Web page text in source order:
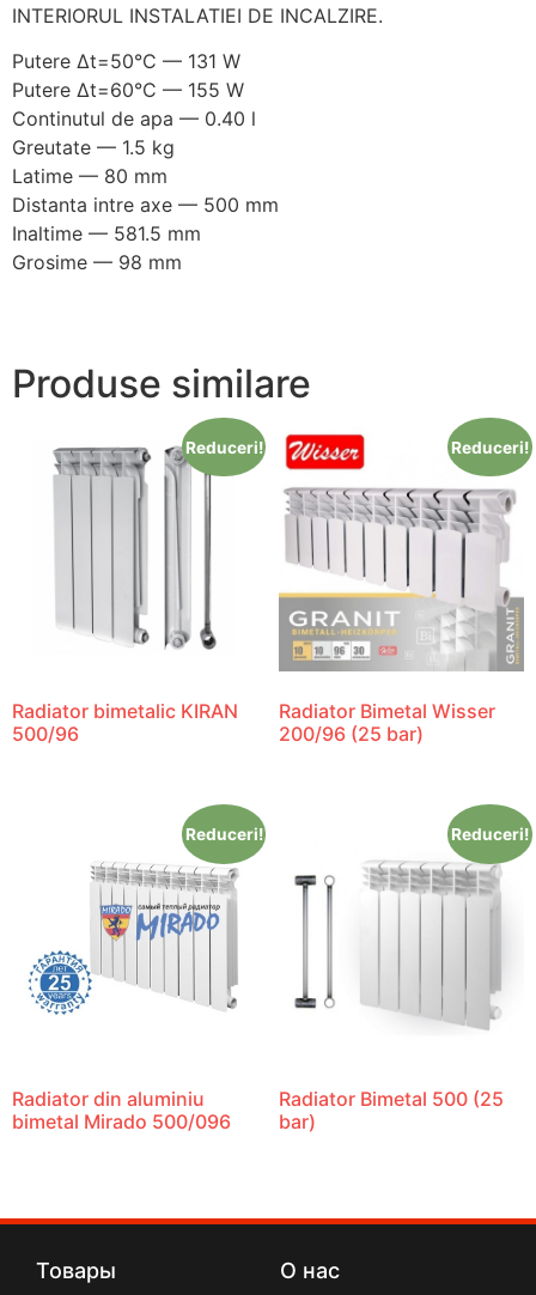
INTERIORUL INSTALATIEI DE INCALZIRE.
Putere Δt=50°C — 131 W
Putere Δt=60°C — 155 W
Continutul de apa — 0.40 l
Greutate — 1.5 kg
Latime — 80 mm
Distanta intre axe — 500 mm
Inaltime — 581.5 mm
Grosime — 98 mm
Produse similare
Reduceri!
Radiator bimetalic KIRAN
500/96
Reduceri!
Radiator Bimetal Wisser
200/96 (25 bar)
Reduceri!
Radiator din aluminiu
bimetal Mirado 500/096
Reduceri!
Radiator Bimetal 500 (25
bar)
Товары О нас